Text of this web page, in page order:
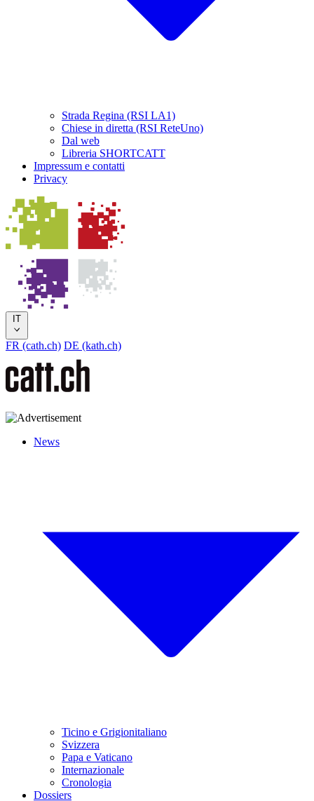
Strada Regina (RSI LA1)
Chiese in diretta (RSI ReteUno)
Dal web
Libreria SHORTCATT
Impressum e contatti
Privacy
IT
FR (cath.ch) DE (kath.ch)
News
Ticino e Grigionitaliano
Svizzera
Papa e Vaticano
Internazionale
Cronologia
Dossiers